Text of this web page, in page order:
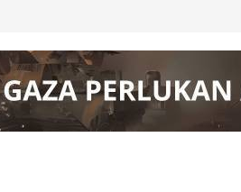
Keluli China, Vietnam